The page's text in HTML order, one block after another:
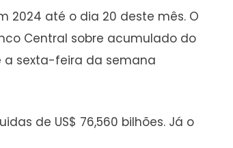
2024 até o dia 20 deste mês. O
Central sobre acumulado do
a sexta-feira da semana
de US$ 76,560 bilhões. Já o